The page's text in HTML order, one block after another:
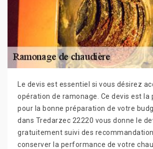
Le devis est essentiel si vous désirez
opération de ramonage. Ce devis est la
pour la bonne préparation de votre
dans Tredarzec 22220 vous donne le
gratuitement suivi des
conserver la performance de votre